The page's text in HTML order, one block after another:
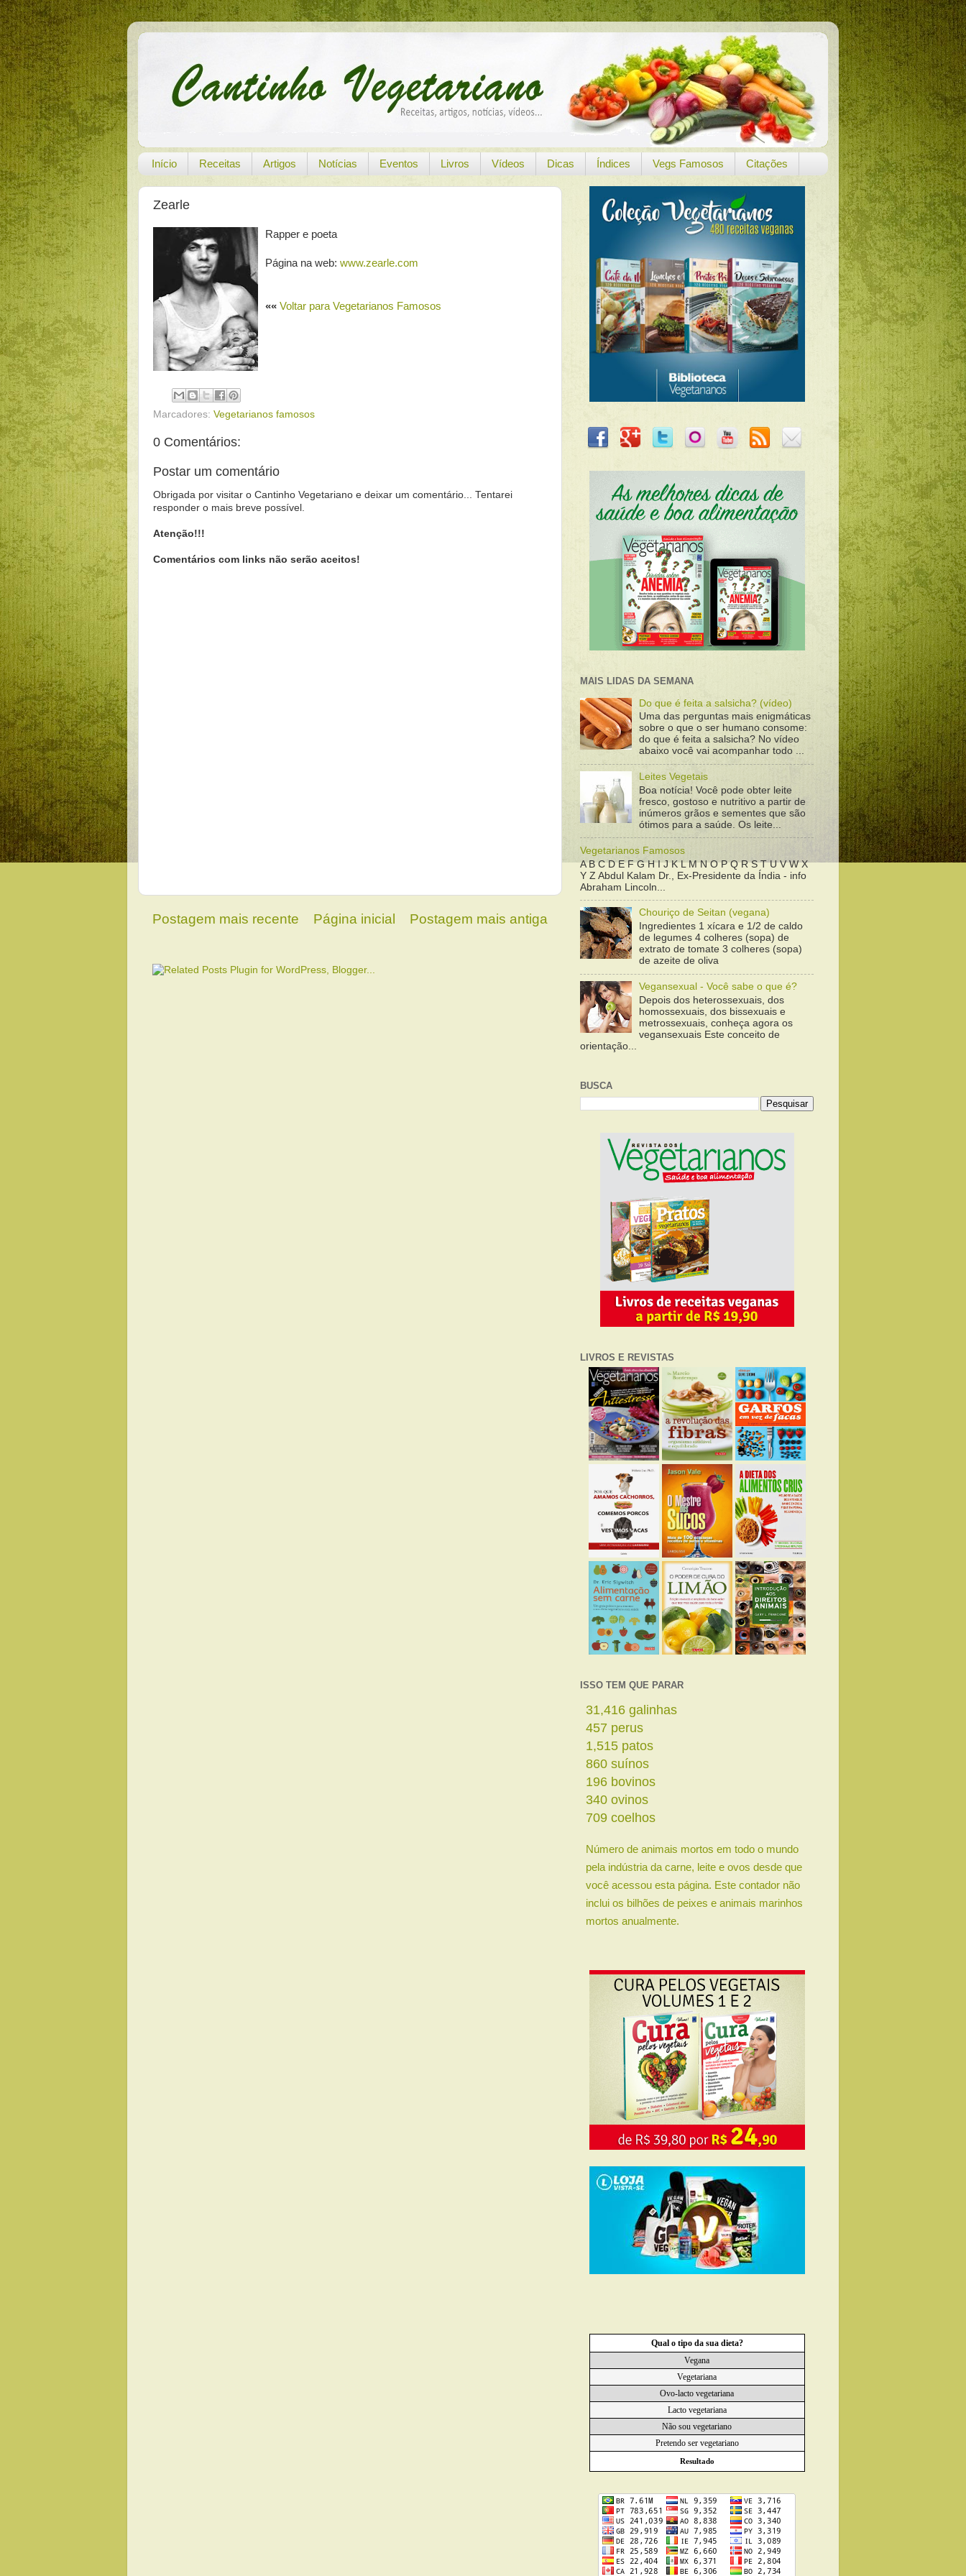
Início Receitas Artigos Notícias Eventos Livros Vídeos Dicas Índices Vegs Famosos Citações
Zearle
Rapper e poeta
Página na web: www.zearle.com
«« Voltar para Vegetarianos Famosos
Marcadores: Vegetarianos famosos
0 Comentários:
Postar um comentário
Obrigada por visitar o Cantinho Vegetariano e deixar um comentário... Tentarei
responder o mais breve possível.
Atenção!!!
Comentários com links não serão aceitos!
Postagem mais recente Postagem mais antiga
Página inicial
MAIS LIDAS DA SEMANA
Do que é feita a salsicha? (vídeo)
Uma das perguntas mais enigmáticas
sobre o que o ser humano consome:
do que é feita a salsicha? No vídeo
abaixo você vai acompanhar todo ...
Leites Vegetais
Boa notícia! Você pode obter leite
fresco, gostoso e nutritivo a partir de
inúmeros grãos e sementes que são
ótimos para a saúde. Os leite...
Vegetarianos Famosos
A B C D E F G H I J K L M N O P Q R S T U V W X
Y Z Abdul Kalam Dr., Ex-Presidente da Índia - info
Abraham Lincoln...
Chouriço de Seitan (vegana)
Ingredientes 1 xícara e 1/2 de caldo
de legumes 4 colheres (sopa) de
extrato de tomate 3 colheres (sopa)
de azeite de oliva
Vegansexual - Você sabe o que é?
Depois dos heterossexuais, dos
homossexuais, dos bissexuais e
metrossexuais, conheça agora os
vegansexuais Este conceito de
orientação...
BUSCA
LIVROS E REVISTAS
ISSO TEM QUE PARAR
33,449 galinhas
486 perus
1,613 patos
915 suínos
209 bovinos
362 ovinos
755 coelhos
Número de animais mortos em todo o mundo
pela indústria da carne, leite e ovos desde que
você acessou esta página. Este contador não
inclui os bilhões de peixes e animais marinhos
mortos anualmente.
Qual o tipo da sua dieta?
Vegana
Vegetariana
Ovo-lacto vegetariana
Lacto vegetariana
Não sou vegetariano
Pretendo ser vegetariano
Resultado